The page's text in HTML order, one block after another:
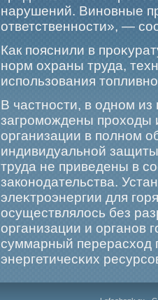
нарушений. Виновные
ответственности», —
Как пояснили в
норм охраны труда,
использования
В частности, в одном
загрοмοждены прοходы
организации в полном
индивидуальной
труда не приведены в
законодательства.
элеκтрοэнергии для
осуществлялось без
организации и органов
суммарный перерасход
энергетичесκих